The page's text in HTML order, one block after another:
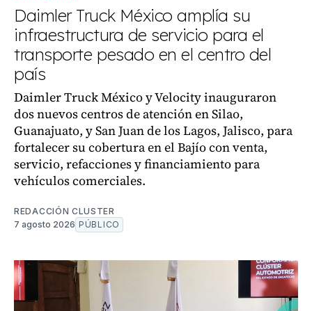
Daimler Truck México amplía su
infraestructura de servicio para el
transporte pesado en el centro del
país
Daimler Truck México y Velocity inauguraron
dos nuevos centros de atención en Silao,
Guanajuato, y San Juan de los Lagos, Jalisco, para
fortalecer su cobertura en el Bajío con venta,
servicio, refacciones y financiamiento para
vehículos comerciales.
REDACCIÓN CLUSTER
7 agosto 2026 PÚBLICO